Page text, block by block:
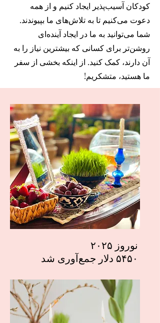
کودکان آسیب‌پذیر ایجاد کنیم و از همه
دعوت می‌کنیم تا به تلاش‌های ما بپیوندند.
شما می‌توانید به ما در ایجاد آینده‌ای
روشن‌تر برای کسانی که بیشترین نیاز را به
آن دارند، کمک کنید. از اینکه بخشی از سفر
ما هستید، متشکریم!
نوروز ۲۰۲۵
۵۴۵۰ دلار جمع‌آوری شد